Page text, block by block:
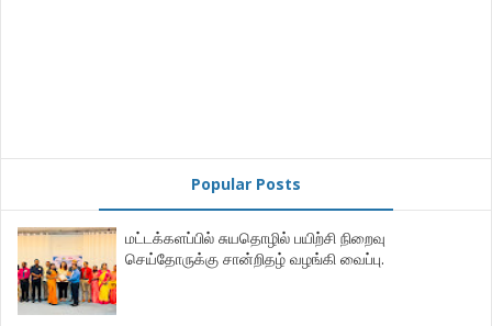
Popular Posts
மட்டக்களப்பில் சுயதொழில் பயிற்சி நிறைவு
செய்தோருக்கு சான்றிதழ் வழங்கி வைப்பு.